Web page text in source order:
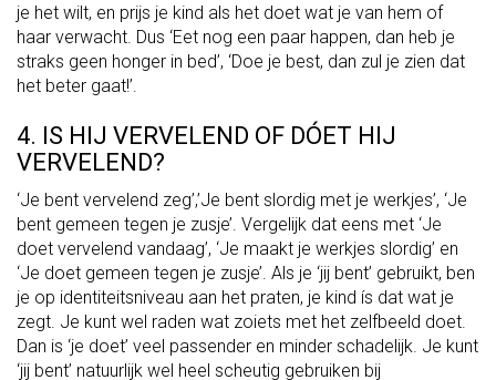
je het wilt, en prijs je kind als het doet wat je van hem of
haar verwacht. Dus ‘Eet nog een paar happen, dan heb je
straks geen honger in bed’, ‘Doe je best, dan zul je zien dat
het beter gaat!’.
4. IS HIJ VERVELEND OF DÓET HIJ
VERVELEND?
‘Je bent vervelend zeg’,’Je bent slordig met je werkjes’, ‘Je
bent gemeen tegen je zusje’. Vergelijk dat eens met ‘Je
doet vervelend vandaag’, ‘Je maakt je werkjes slordig’ en
‘Je doet gemeen tegen je zusje’. Als je ‘jij bent’ gebruikt, ben
je op identiteitsniveau aan het praten, je kind ís dat wat je
zegt. Je kunt wel raden wat zoiets met het zelfbeeld doet.
Dan is ‘je doet’ veel passender en minder schadelijk. Je kunt
‘jij bent’ natuurlijk wel heel scheutig gebruiken bij